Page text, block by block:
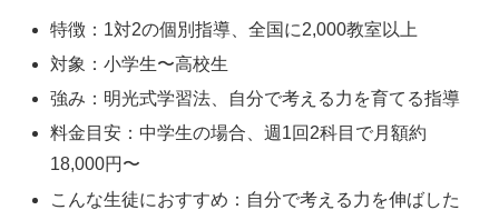
特徴：1対2の個別指導、全国に2,000教室以上
対象：小学生〜高校生
強み：明光式学習法、自分で考える力を育てる指導
料金目安：中学生の場合、週1回2科目で月額約
18,000円〜
こんな生徒におすすめ：自分で考える力を伸ばした